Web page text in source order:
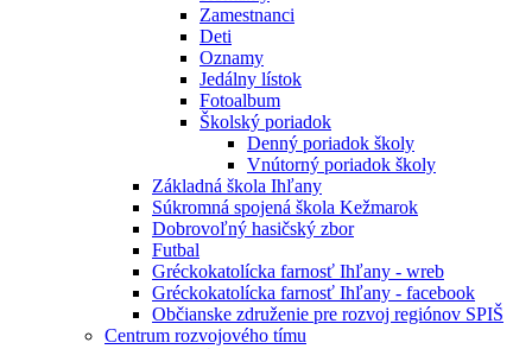
Zamestnanci
Deti
Oznamy
Jedálny lístok
Fotoalbum
Školský poriadok
Denný poriadok školy
Vnútorný poriadok školy
Základná škola Ihľany
Súkromná spojená škola Kežmarok
Dobrovoľný hasičský zbor
Futbal
Gréckokatolícka farnosť Ihľany - wreb
Gréckokatolícka farnosť Ihľany - facebook
Občianske združenie pre rozvoj regiónov SPIŠ
Centrum rozvojového tímu